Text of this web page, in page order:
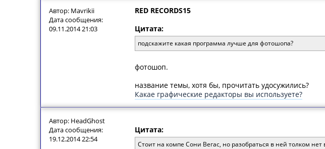
Автор: Mavrikii
Дата сообщения:
09.11.2014 21:03
RED RECORDS15
Цитата:
подскажите какая программа лучше для фотошопа?
фотошоп.
название темы, хотя бы, прочитать удосужились?
Какае графические редакторы вы используете?
Автор: HeadGhost
Дата сообщения:
19.12.2014 22:54
Цитата:
Стоит на компе Сони Вегас, но разобраться в ней толком